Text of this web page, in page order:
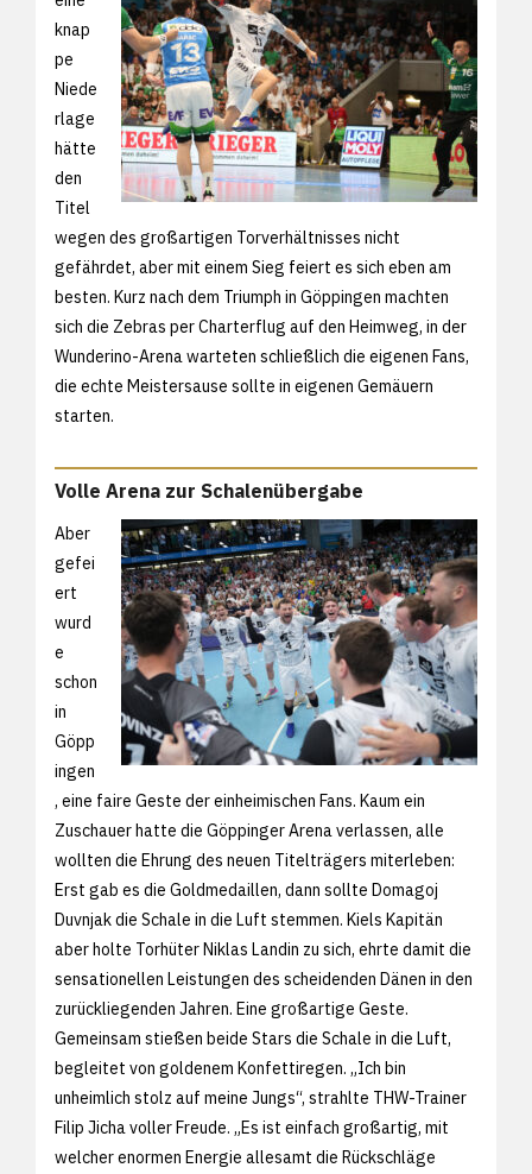
knap
pe
Niede
rlage
hätte
den
Titel
wegen des großartigen Torverhältnisses nicht
gefährdet, aber mit einem Sieg feiert es sich eben am
besten. Kurz nach dem Triumph in Göppingen machten
sich die Zebras per Charterflug auf den Heimweg, in der
Wunderino-Arena warteten schließlich die eigenen Fans,
die echte Meistersause sollte in eigenen Gemäuern
starten.
Volle Arena zur Schalenübergabe
Aber
gefei
ert
wurd
e
schon
in
Göpp
ingen
, eine faire Geste der einheimischen Fans. Kaum ein
Zuschauer hatte die Göppinger Arena verlassen, alle
wollten die Ehrung des neuen Titelträgers miterleben:
Erst gab es die Goldmedaillen, dann sollte Domagoj
Duvnjak die Schale in die Luft stemmen. Kiels Kapitän
aber holte Torhüter Niklas Landin zu sich, ehrte damit die
sensationellen Leistungen des scheidenden Dänen in den
zurückliegenden Jahren. Eine großartige Geste.
Gemeinsam stießen beide Stars die Schale in die Luft,
begleitet von goldenem Konfettiregen. „Ich bin
unheimlich stolz auf meine Jungs“, strahlte THW-Trainer
Filip Jicha voller Freude. „Es ist einfach großartig, mit
welcher enormen Energie allesamt die Rückschläge